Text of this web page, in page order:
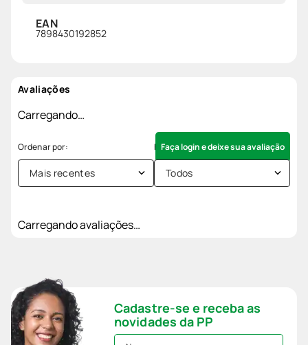
EAN
7898430192852
Avaliações
Carregando…
Faça login e deixe sua avaliação
Mais recentes Todos
Carregando avaliações…
Cadastre-se e receba as
novidades da PP